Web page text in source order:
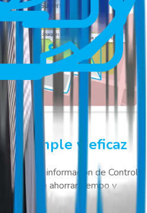
simple y eficaz
la información de Control
para ahorrar tiempo y